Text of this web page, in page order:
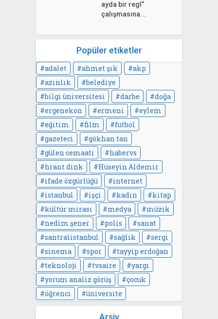
ayda bir regl”
çalışmasına...
Popüler etiketler
adalet ahmet şık
akp
azınlık
belediye
bilgi üniversitesi
darbe
doğa
ergenekon
ermeni
eylem
eğitim
film
futbol
gazeteci
gökhan tan
gülen cemaati
habervs
hrant dink
Hüseyin Aldemir
ifade özgürlüğü
internet
istanbul
işçi kadın
kitap
kültür mirası
medya
müzik
nedim şener
polis
sanat
santralistanbul
sağlık
sergi
sinema
spor
tayyip erdoğan
teknoloji
tvsaire
yargı
yorum analiz görüş
çocuk
öğrenci
üniversite
Arşiv